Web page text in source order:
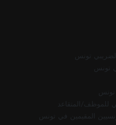
تونس
تونس
المتقاعد
المقيمين في تونس